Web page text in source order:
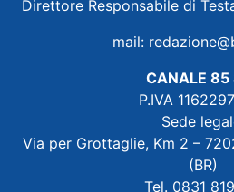
Direttore Responsabile di
mail:
CANALE 85
P.IVA
Sede
Via per Grottaglie, Km 2 –
(BR)
Tel. 0831